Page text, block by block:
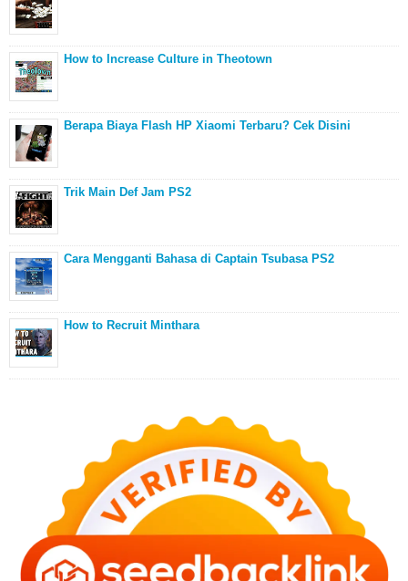
How to Increase Culture in Theotown
Berapa Biaya Flash HP Xiaomi Terbaru? Cek Disini
Trik Main Def Jam PS2
Cara Mengganti Bahasa di Captain Tsubasa PS2
How to Recruit Minthara